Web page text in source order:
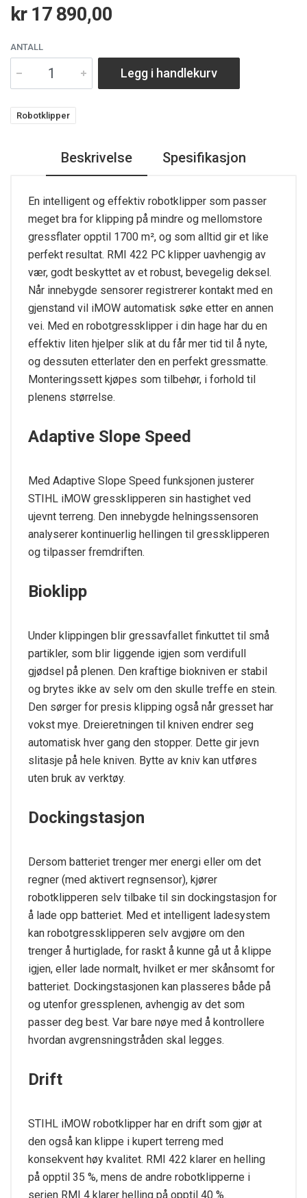
kr 17 890,00
ANTALL
Legg i handlekurv
Robotklipper
Beskrivelse Spesifikasjon
En intelligent og effektiv robotklipper som passer
meget bra for klipping på mindre og mellomstore
gressflater opptil 1700 m², og som alltid gir et like
perfekt resultat. RMI 422 PC klipper uavhengig av
vær, godt beskyttet av et robust, bevegelig deksel.
Når innebygde sensorer registrerer kontakt med en
gjenstand vil iMOW automatisk søke etter en annen
vei. Med en robotgressklipper i din hage har du en
effektiv liten hjelper slik at du får mer tid til å nyte,
og dessuten etterlater den en perfekt gressmatte.
Monteringssett kjøpes som tilbehør, i forhold til
plenens størrelse.
Adaptive Slope Speed
Med Adaptive Slope Speed funksjonen justerer
STIHL iMOW gressklipperen sin hastighet ved
ujevnt terreng. Den innebygde helningssensoren
analyserer kontinuerlig hellingen til gressklipperen
og tilpasser fremdriften.
Bioklipp
Under klippingen blir gressavfallet finkuttet til små
partikler, som blir liggende igjen som verdifull
gjødsel på plenen. Den kraftige biokniven er stabil
og brytes ikke av selv om den skulle treffe en stein.
Den sørger for presis klipping også når gresset har
vokst mye. Dreieretningen til kniven endrer seg
automatisk hver gang den stopper. Dette gir jevn
slitasje på hele kniven. Bytte av kniv kan utføres
uten bruk av verktøy.
Dockingstasjon
Dersom batteriet trenger mer energi eller om det
regner (med aktivert regnsensor), kjører
robotklipperen selv tilbake til sin dockingstasjon for
å lade opp batteriet. Med et intelligent ladesystem
kan robotgressklipperen selv avgjøre om den
trenger å hurtiglade, for raskt å kunne gå ut å klippe
igjen, eller lade normalt, hvilket er mer skånsomt for
batteriet. Dockingstasjonen kan plasseres både på
og utenfor gressplenen, avhengig av det som
passer deg best. Var bare nøye med å kontrollere
hvordan avgrensningstråden skal legges.
Drift
STIHL iMOW robotklipper har en drift som gjør at
den også kan klippe i kupert terreng med
konsekvent høy kvalitet. RMI 422 klarer en helling
på opptil 35 %, mens de andre robotklipperne i
serien RMI 4 klarer helling på opptil 40 %.